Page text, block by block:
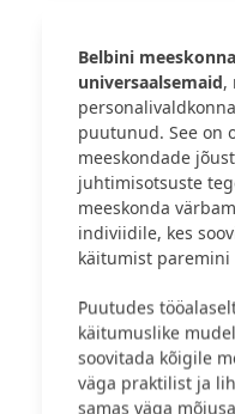
Belbini
universaalsemaid,
puutunud. See on
meeskondade
juhtimisotsuste
meeskonda
indiviidile, kes
käitumist
Puutudes
käitumuslike
soovitada kõigile
väga praktilist ja
samas väga